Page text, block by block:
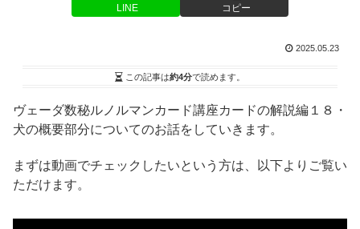
LINE コピー
2025.05.23
この記事は約4分で読めます。
ヴェーダ数秘ルノルマンカード講座カードの解説編１８・
犬の概要部分についてのお話をしていきます。
まずは動画でチェックしたいという方は、以下よりご覧い
ただけます。